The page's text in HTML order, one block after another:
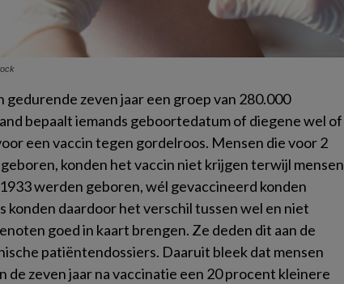
gedurende zeven jaar een groep van 280.000
bepaalt iemands geboortedatum of diegene wel of
een vaccin tegen gordelroos. Mensen die voor 2
konden het vaccin niet krijgen terwijl mensen
werden geboren, wél gevaccineerd konden
konden daardoor het verschil tussen wel en niet
goed in kaart brengen. Ze deden dit aan de
patiëntendossiers. Daaruit bleek dat mensen
de zeven jaar na vaccinatie een 20 procent kleinere